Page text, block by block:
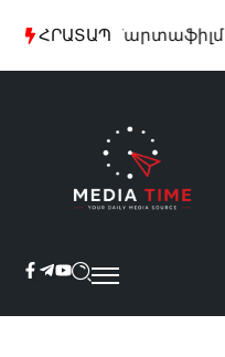
ՀՐԱՏԱՊՄարտաֆիլմ